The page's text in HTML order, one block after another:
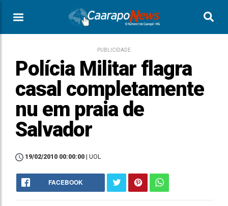
PUBLICIDADE
Polícia Militar flagra
casal completamente
nu em praia de
Salvador
19/02/2010 00:00:00 | UOL
FACEBOOK